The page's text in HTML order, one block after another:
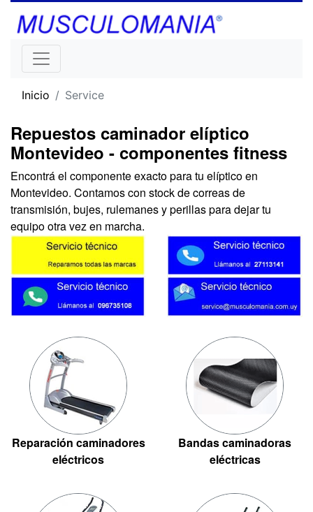
Inicio Service
Repuestos caminador elíptico
Montevideo - componentes fitness
Encontrá el componente exacto para tu elíptico en
Montevideo. Contamos con stock de correas de
transmisión, bujes, rulemanes y perillas para dejar tu
equipo otra vez en marcha.
Reparación caminadores
eléctricos
Bandas caminadoras
eléctricas